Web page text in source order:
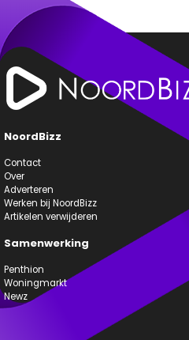
NoordBizz
Contact
Over
Adverteren
Werken bij NoordBizz
Artikelen verwijderen
Samenwerking
Penthion
Woningmarkt
Newz